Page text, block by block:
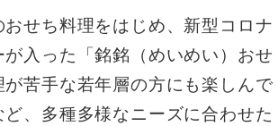
せち料理をはじめ、新型コロナ
入った「銘銘（めいめい）おせ
苦手な若年層の方にも楽しんで
、多種多様なニーズに合わせた